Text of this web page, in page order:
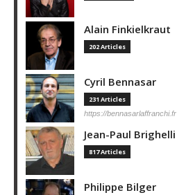
Alain Finkielkraut
202 Articles
Cyril Bennasar
231 Articles
https://bennasarlaffranchi.fr
Jean-Paul Brighelli
817 Articles
Philippe Bilger